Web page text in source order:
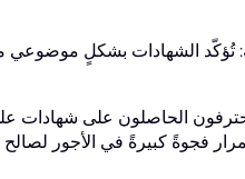
تُؤكّد الشهادات بشكلٍ موضوعي
الحاصلون على شهادات
فجوةً كبيرةً في الأجور